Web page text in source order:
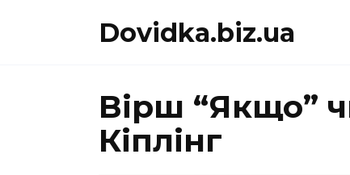
Dovidka.biz.ua
Вірш “Якщо”
Кіплінг